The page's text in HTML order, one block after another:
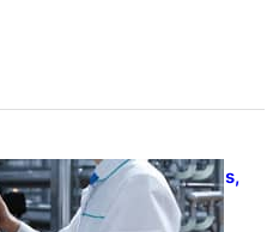
em máquinas novas,
tecnológica avança